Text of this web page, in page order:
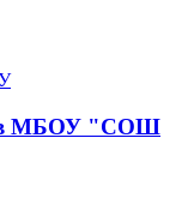
в МБОУ "СОШ